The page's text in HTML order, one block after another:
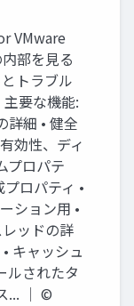
VMware
部を⾒る
トラブル
要な機能:
詳細 • 健全
効性、ディ
プロパテ
ロパティ •
ション⽤ •
ッドの詳
キャッシュ
ルされたタ
... │ ©